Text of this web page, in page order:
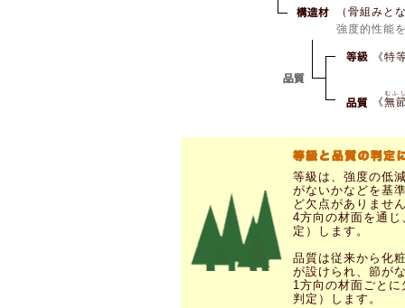
（骨組みと
強度的性能
《特
《無
むふ
等級は、強度の低
がないかなどを基
ど欠点がありませ
4方向の材面を通
定）します。
品質は従来から化
が設けられ、節が
1方向の材面ごと
判定）します。